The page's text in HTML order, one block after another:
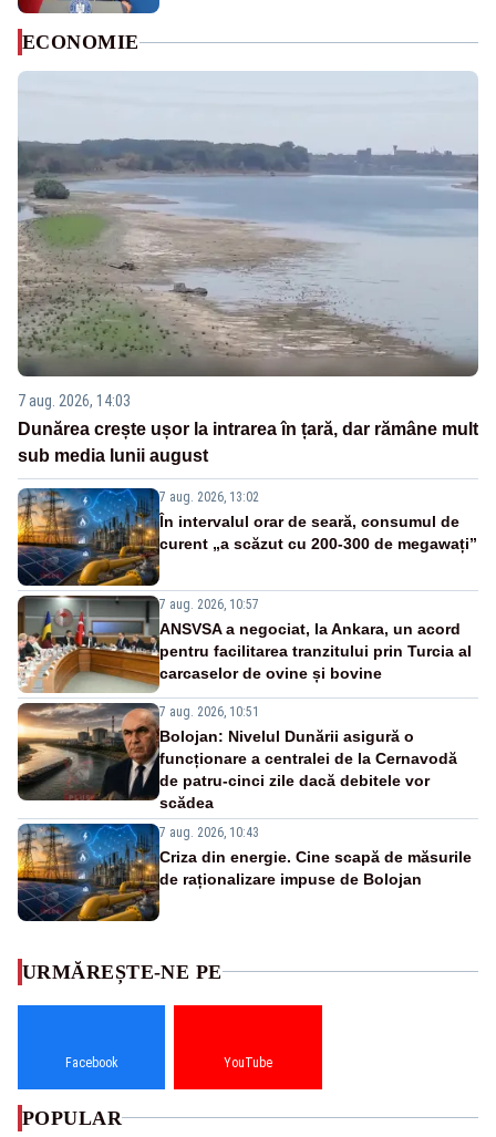
ECONOMIE
7 aug. 2026, 14:03
Dunărea crește ușor la intrarea în țară, dar rămâne mult
sub media lunii august
7 aug. 2026, 13:02
În intervalul orar de seară, consumul de
curent „a scăzut cu 200-300 de megawați”
7 aug. 2026, 10:57
ANSVSA a negociat, la Ankara, un acord
pentru facilitarea tranzitului prin Turcia al
carcaselor de ovine și bovine
7 aug. 2026, 10:51
Bolojan: Nivelul Dunării asigură o
funcționare a centralei de la Cernavodă
de patru-cinci zile dacă debitele vor
scădea
7 aug. 2026, 10:43
Criza din energie. Cine scapă de măsurile
de raționalizare impuse de Bolojan
URMĂREȘTE-NE PE
Facebook YouTube
POPULAR